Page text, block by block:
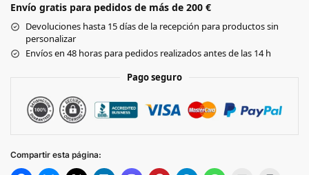
BLANCO
NARANJA
VERDE
Envío gratis para pedidos de más de 200 €
Devoluciones hasta 15 días de la recepción para productos sin
personalizar
Envíos en 48 horas para pedidos realizados antes de las 14 h
Pago seguro
Compartir esta página: